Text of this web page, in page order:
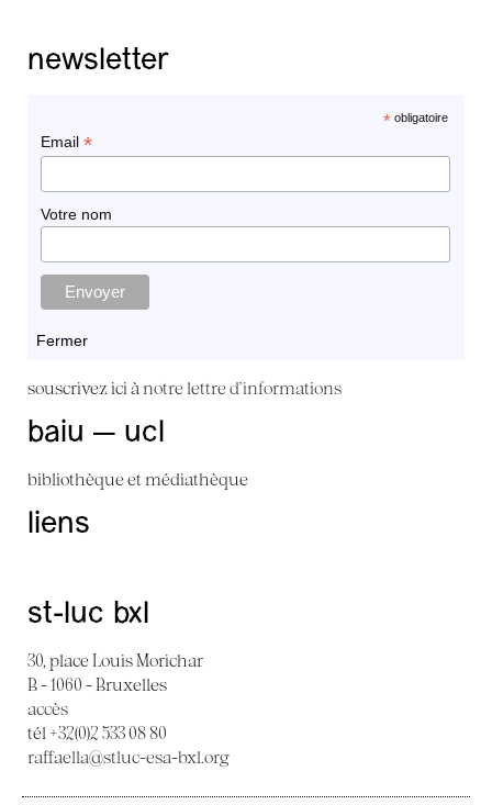
newsletter
*obligatoire
Email *
Votre nom
Fermer
souscrivez ici à notre lettre d'informations
baiu — ucl
bibliothèque et médiathèque
liens
st-luc bxl
30, place Louis Morichar
B - 1060 - Bruxelles
accès
tél +32(0)2 533 08 80
raffaella@stluc-esa-bxl.org